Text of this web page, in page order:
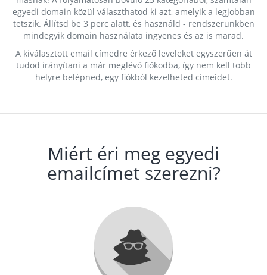
egyedi domain közül választhatod ki azt, amelyik a legjobban
tetszik. Állítsd be 3 perc alatt, és használd - rendszerünkben
mindegyik domain használata ingyenes és az is marad.
A kiválasztott email címedre érkező leveleket egyszerűen át
tudod irányítani a már meglévő fiókodba, így nem kell több
helyre belépned, egy fiókból kezelheted címeidet.
Miért éri meg egyedi
emailcímet szerezni?